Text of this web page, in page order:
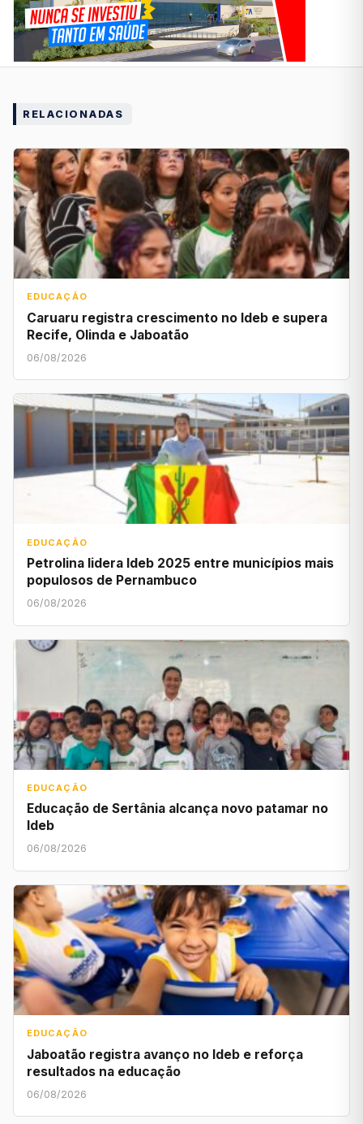
RELACIONADAS
EDUCAÇÃO
Caruaru registra crescimento no Ideb e supera
Recife, Olinda e Jaboatão
06/08/2026
EDUCAÇÃO
Petrolina lidera Ideb 2025 entre municípios mais
populosos de Pernambuco
06/08/2026
EDUCAÇÃO
Educação de Sertânia alcança novo patamar no
Ideb
06/08/2026
EDUCAÇÃO
Jaboatão registra avanço no Ideb e reforça
resultados na educação
06/08/2026